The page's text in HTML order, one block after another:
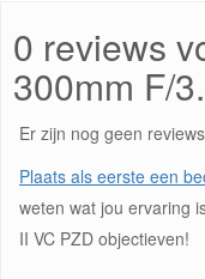
0 reviews
300mm F/
Er zijn nog geen
Plaats als eerste een
weten wat jou ervaring
II VC PZD objectieven!